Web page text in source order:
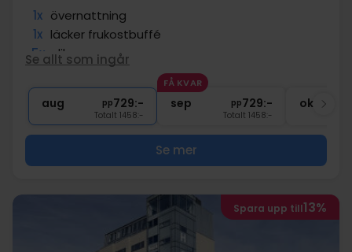
1x övernattning
1x läcker frukostbuffé
5x olika
Fritt vatten från vattenstation
∞ Gratis parkering
Se allt som ingår
aug pp729:-
Totalt 1458:-
FÅ KVAR
sep pp729:-
Totalt 1458:-
okt
Se mer
Spara upp till13%